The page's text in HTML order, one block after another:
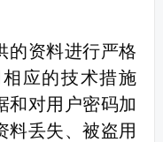
的资料进行严格
应的技术措施
和对用户密码加
料丢失、被盗用